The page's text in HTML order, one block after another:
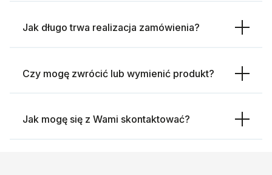
Jak długo trwa realizacja zamówienia?
Czy mogę zwrócić lub wymienić produkt?
Jak mogę się z Wami skontaktować?